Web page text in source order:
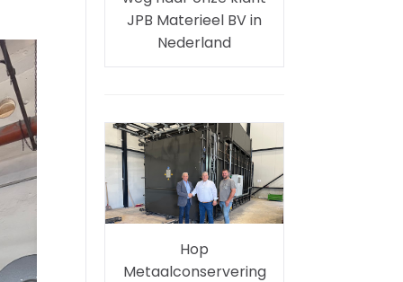
JPB Materieel BV in
Nederland
Hop
Metaalconservering